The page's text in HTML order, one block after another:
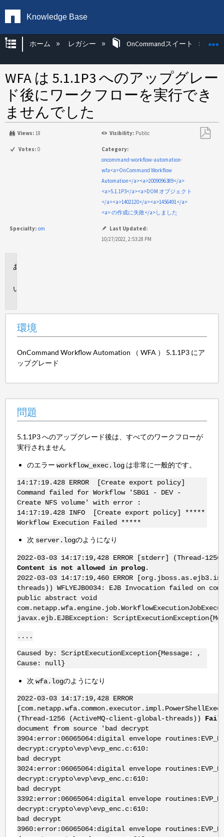
Knowledge Base
グローバル階層を展開/折りたたむ
ホーム レガシー OnCommandスイート
WFA は 5.1.1P3 へのアップグレー
ド後にワークフローを実行でき
ませんでした
Views: 18 Visibility: Public
Votes: 0
Category:
oncommand-workflow-automation-
wfa<a>OnCommand Workflow
Automation</a><a>2009096389</a>
<a>5.1.1P3</a><a>DOM オブジェクト
</a><a>1402120</a><a>1456491</a>
<a> の作成に失敗</a>しました
Specialty: om
Last Updated:
10/27/2022, 2:53:28 PM
環境
OnCommand Workflow Automation （ WFA ） 5.1.1P3 にア
ップグレード
問題
5.1.1P3 へのアップグレード後は、すべてのワークフローが
実行されません
のエラーworkflow_exec.log は非常に一般的です。
14:17:19.428 ERROR [Create export policy]
Command failed for Workflow 'SBG1 - DEV -
Create NFS volume' with error :
14:17:19.428 INFO [Create export policy] *****
Workflow Execution Failed *****
次 server.logのようになり
2022-03-03 14:17:19,428 ERROR [stderr] (Thread-
Content is not allowed in prolog.
2022-03-03 14:17:19,460 ERROR
threads)) WFLYEJB0034: EJB Invocation failed on
public abstract void
javax.ejb.EJBException:
....
Caused by: ScriptExecutionException{Message: ,
Cause: null}
次wfa.logのようになり
2022-03-03 14:17:19,428 ERROR
(Thread-1256 (ActiveMQ-client-global-threads))
document from source 'bad decrypt
3904:error:06065064:digital envelope
decrypt:crypto\evp\evp_enc.c:610:
bad decrypt
3024:error:06065064:digital envelope
decrypt:crypto\evp\evp_enc.c:610:
bad decrypt
3392:error:06065064:digital envelope
decrypt:crypto\evp\evp_enc.c:610:
bad decrypt
3960:error:06065064:digital envelope